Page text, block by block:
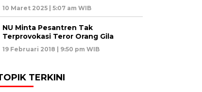
10 Maret 2025 | 5:07 am WIB
NU Minta Pesantren Tak
Terprovokasi Teror Orang Gila
19 Februari 2018 | 9:50 pm WIB
TERKINI